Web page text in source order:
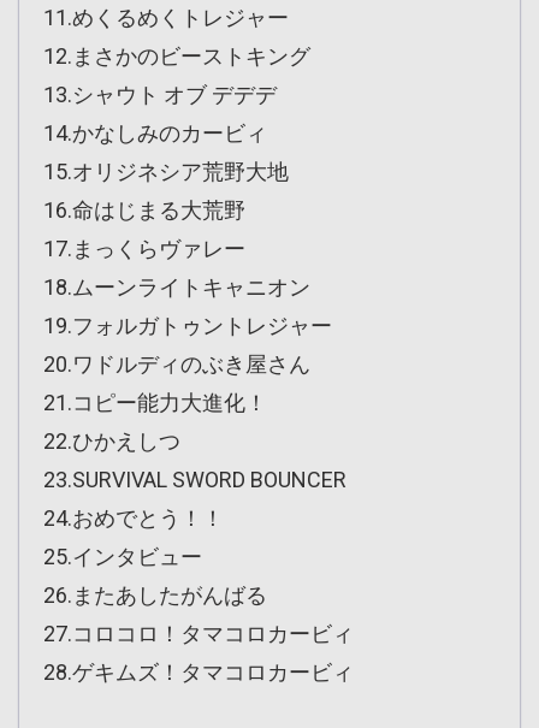
11.めくるめくトレジャー
12.まさかのビーストキング
13.シャウト オブ デデデ
14.かなしみのカービィ
15.オリジネシア荒野大地
16.命はじまる大荒野
17.まっくらヴァレー
18.ムーンライトキャニオン
19.フォルガトゥントレジャー
20.ワドルディのぶき屋さん
21.コピー能力大進化！
22.ひかえしつ
23.SURVIVAL SWORD BOUNCER
24.おめでとう！！
25.インタビュー
26.またあしたがんばる
27.コロコロ！タマコロカービィ
28.ゲキムズ！タマコロカービィ